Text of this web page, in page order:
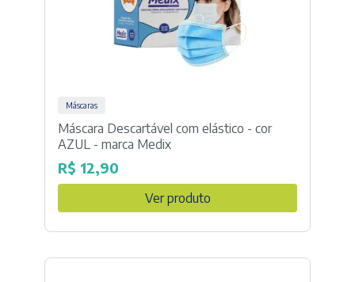
Máscaras
Máscara Descartável com elástico - cor
AZUL - marca Medix
R$ 12,90
Ver produto